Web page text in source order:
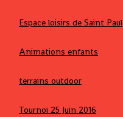
Espace loisirs de Saint Paul
Animations enfants
terrains outdoor
Tournoi 25 Juin 2016